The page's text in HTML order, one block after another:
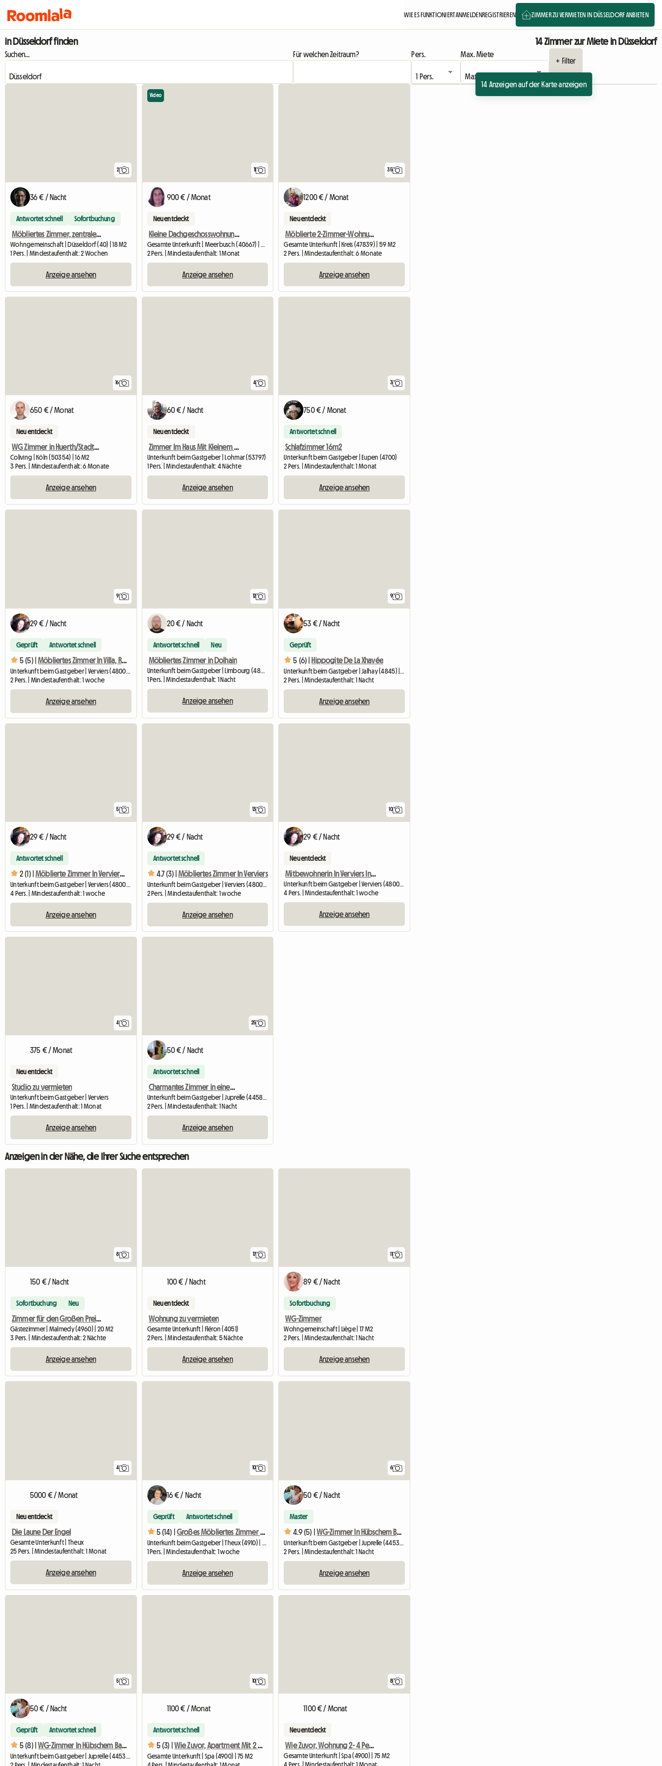
WIE ES FUNKTIONIERTANMELDENREGISTRIEREN ZIMMER ZU VERMIETEN IN DÜSSELDORF ANBIETEN
in Düsseldorf finden 14 Zimmer zur Miete in Düsseldorf
Suchen... Für welchen Zeitraum? Pers.
Max. Miete
+ Filter
14 Anzeigen auf der Karte anzeigen
2
36 € / Nacht
Antwortet schnell Sofortbuchung
Möbliertes Zimmer, zentrale Lage in der Nähe des Hauptbahnhofs
Wohngemeinschaft | Düsseldorf (40) | 18 M2
1 Pers. | Mindestaufenthalt: 2 Wochen
Anzeige ansehen
11
Video
900 € / Monat
Neu entdeckt
Kleine Dachgeschosswohnung Zu Vermieten
Gesamte Unterkunft | Meerbusch (40667) | 36 M2
2 Pers. | Mindestaufenthalt: 1 Monat
Anzeige ansehen
35
1200 € / Monat
Neu entdeckt
Möblierte 2-Zimmer-Wohnung
Gesamte Unterkunft | Kreis (47839) | 59 M2
2 Pers. | Mindestaufenthalt: 6 Monate
Anzeige ansehen
16
650 € / Monat
Neu entdeckt
WG Zimmer in Huerth/Stadtgrenze Koeln
Coliving | Köln (50354) | 16 M2
3 Pers. | Mindestaufenthalt: 6 Monate
Anzeige ansehen
4
60 € / Nacht
Neu entdeckt
Zimmer Im Haus Mit Kleinem Büro Schöner Garten, Grill, Wasch
Unterkunft beim Gastgeber | Lohmar (53797)
1 Pers. | Mindestaufenthalt: 4 Nächte
Anzeige ansehen
3
750 € / Monat
Antwortet schnell
Schlafzimmer 16m2
Unterkunft beim Gastgeber | Eupen (4700)
2 Pers. | Mindestaufenthalt: 1 Monat
Anzeige ansehen
9
29 € / Nacht
Geprüft Antwortet schnell
5 (5) | Möbliertes Zimmer In Villa, Ruhig Gelegen In Verv
2 Pers. | Mindestaufenthalt: 1 woche
Anzeige ansehen
12
20 € / Nacht
Antwortet schnell Neu
Möbliertes Zimmer in Dolhain
Unterkunft beim Gastgeber | Limbourg (4830) | 12 M2
1 Pers. | Mindestaufenthalt: 1 Nacht
Anzeige ansehen
9
53 € / Nacht
Geprüft
5 (6) | Hippogite De La Xhavée
2 Pers. | Mindestaufenthalt: 1 Nacht
Anzeige ansehen
5
29 € / Nacht
Antwortet schnell
2 (1) | Möblierte Zimmer In Verviers - Praktikanten, Studenten
Unterkunft beim Gastgeber | Verviers (4800) | 100 M2
4 Pers. | Mindestaufenthalt: 1 woche
Anzeige ansehen
13
29 € / Nacht
Antwortet schnell
4.7 (3) | Möbliertes Zimmer In Verviers
Unterkunft beim Gastgeber | Verviers (4800) | 16 M2
2 Pers. | Mindestaufenthalt: 1 woche
Anzeige ansehen
10
29 € / Nacht
Neu entdeckt
Mitbewohnerin In Verviers In Einer Villa (möbliertes Zimmer
Unterkunft beim Gastgeber | Verviers (4800) | 16 M2
4 Pers. | Mindestaufenthalt: 1 woche
Anzeige ansehen
4
375 € / Monat
Neu entdeckt
Studio zu vermieten
Unterkunft beim Gastgeber | Verviers
1 Pers. | Mindestaufenthalt: 1 Monat
Anzeige ansehen
25
50 € / Nacht
Antwortet schnell
Charmantes Zimmer in einem Bauernhof aus dem Jahr 1740
Unterkunft beim Gastgeber | Juprelle (4458) | 22 M2
2 Pers. | Mindestaufenthalt: 1 Nacht
Anzeige ansehen
Anzeigen in der Nähe, die Ihrer Suche entsprechen
8
150 € / Nacht
Sofortbuchung Neu
Zimmer für den Großen Preis von Spa
Gästezimmer | Malmedy (4960) | 20 M2
3 Pers. | Mindestaufenthalt: 2 Nächte
Anzeige ansehen
17
100 € / Nacht
Neu entdeckt
Wohnung zu vermieten
Gesamte Unterkunft | Fléron (4051)
2 Pers. | Mindestaufenthalt: 5 Nächte
Anzeige ansehen
89 € / Nacht
Sofortbuchung
WG-Zimmer
Wohngemeinschaft | Liège | 17 M2
2 Pers. | Mindestaufenthalt: 1 Nacht
Anzeige ansehen
4
5000 € / Monat
Neu entdeckt
Die Laune Der Engel
Gesamte Unterkunft | Theux
25 Pers. | Mindestaufenthalt: 1 Monat
Anzeige ansehen
10
16 € / Nacht
Geprüft Antwortet schnell
5 (14) | Großes Möbliertes Zimmer Zu Vermieten
1 Pers. | Mindestaufenthalt: 1 woche
Anzeige ansehen
6
50 € / Nacht
Master
4.9 (5) | WG-Zimmer In Hübschem Bauernhaus
2 Pers. | Mindestaufenthalt: 1 Nacht
Anzeige ansehen
5
50 € / Nacht
Geprüft Antwortet schnell
5 (8) | WG-Zimmer In Hübschem Bauernhaus
Unterkunft beim Gastgeber | Juprelle (4453) | 12 M2
10
1100 € / Monat
Antwortet schnell
5 (3) | Wie Zuvor, Apartment Mit 2 Schlafzimmern - 4 Personen Im Herzen Von
Gesamte Unterkunft | Spa (4900) | 75 M2
8
1100 € / Monat
Neu entdeckt
Wie Zuvor, Wohnung 2- 4 Personen Im Herzen Von Spa
Gesamte Unterkunft | Spa (4900) | 75 M2
4 Pers. | Mindestaufenthalt: 1 Monat